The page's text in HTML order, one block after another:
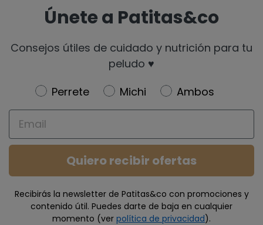
Únete a Patitas&co
Consejos útiles de cuidado y nutrición para tu
peludo ♥️
Newsletter
Perrete Michi
Ambos
Email
Quiero recibir ofertas
Recibirás la newsletter de Patitas&co con promociones y
contenido útil. Puedes darte de baja en cualquier
momento (ver política de privacidad).